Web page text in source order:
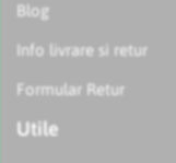
Blog
Info livrare si retur
Formular Retur
Utile